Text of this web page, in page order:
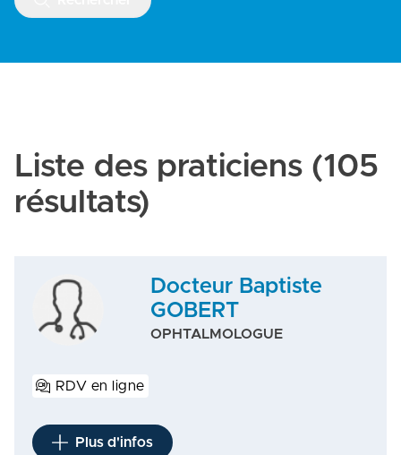
Liste des praticiens (105
résultats)
Docteur Baptiste
GOBERT
OPHTALMOLOGUE
RDV en ligne
Plus d'infos